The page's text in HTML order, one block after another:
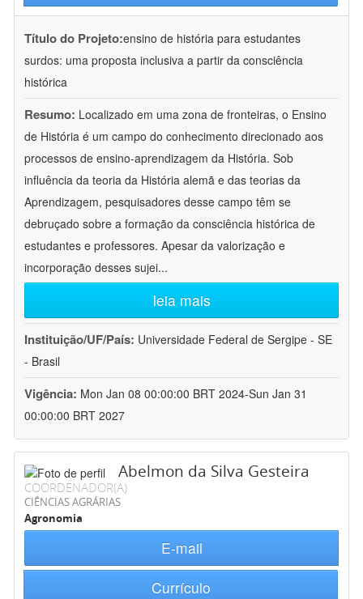
Título do Projeto:ensino de história para estudantes
surdos: uma proposta inclusiva a partir da consciência
histórica
Resumo: Localizado em uma zona de fronteiras, o Ensino
de História é um campo do conhecimento direcionado aos
processos de ensino-aprendizagem da História. Sob
influência da teoria da História alemã e das teorias da
Aprendizagem, pesquisadores desse campo têm se
debruçado sobre a formação da consciência histórica de
estudantes e professores. Apesar da valorização e
incorporação desses sujei...
leia mais
Instituição/UF/País: Universidade Federal de Sergipe - SE
- Brasil
Vigência: Mon Jan 08 00:00:00 BRT 2024-Sun Jan 31
00:00:00 BRT 2027
Abelmon da Silva Gesteira
COORDENADOR(A)
CIÊNCIAS AGRÁRIAS
Agronomia
E-mail
Currículo